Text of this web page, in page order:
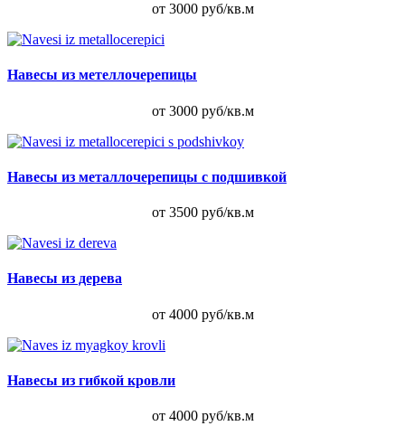
от 3000 руб/кв.м
Навесы из метеллочерепицы
от 3000 руб/кв.м
Навесы из металлочерепицы с подшивкой
от 3500 руб/кв.м
Навесы из дерева
от 4000 руб/кв.м
Навесы из гибкой кровли
от 4000 руб/кв.м